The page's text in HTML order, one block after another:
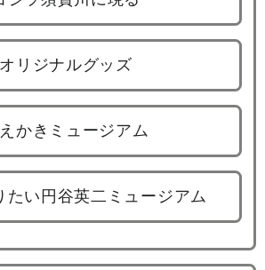
オリジナルグッズ
かきミュージアム
たい円谷英二ミュージアム